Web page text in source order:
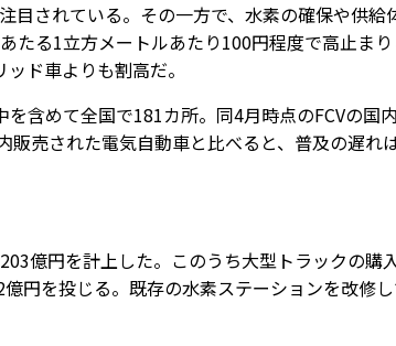
目されている。その一方で、水素の確保や供給
たる1立方メートルあたり100円程度で高止まり
ド車よりも割高だ。
含めて全国で181カ所。同4月時点のFCVの国内
売された電気自動車と比べると、普及の遅れ
億円を計上した。このうち大型トラックの購
円を投じる。既存の水素ステーションを改修